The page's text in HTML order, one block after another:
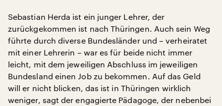
Sebastian Herda ist ein junger Lehrer, der
zurückgekommen ist nach Thüringen. Auch sein Weg
führte durch diverse Bundesländer und – verheiratet
mit einer Lehrerin – war es für beide nicht immer
leicht, mit dem jeweiligen Abschluss im jeweiligen
Bundesland einen Job zu bekommen. Auf das Geld
will er nicht blicken, das ist in Thüringen wirklich
weniger, sagt der engagierte Pädagoge, der nebenbei